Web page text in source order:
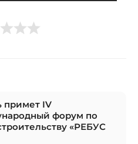
примет IV
форум по
«РЕБУС